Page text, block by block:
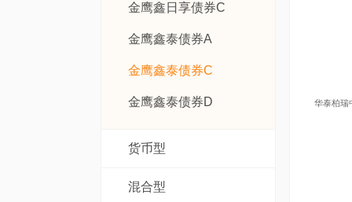
金鹰鑫日享债券C
金鹰鑫泰债券A
金鹰鑫泰债券C
金鹰鑫泰债券D
货币型
混合型
华泰柏瑞